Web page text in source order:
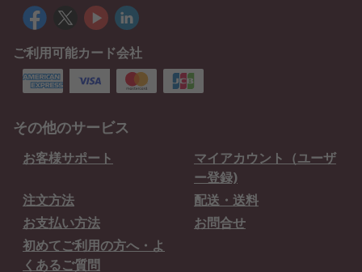
ご利用可能カード会社
その他のサービス
お客様サポート
マイアカウント（ユーザ
ー登録)
注文方法
配送・送料
お支払い方法
お問合せ
初めてご利用の方へ・よ
くあるご質問